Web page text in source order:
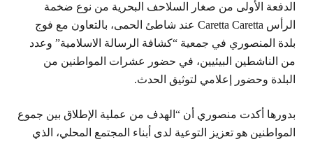
الدفعة الأولى من صغار السلاحف البحرية من نوع ضخمة
الرأس Caretta Caretta عند شاطئ الحمى، بالتعاون مع فوج
بلدة المنصوري في جمعية “كشافة الرسالة الاسلامية” وعدد
من الناشطين البيئيين، في حضور عشرات المواطنين من
البلدة وحضور إعلامي لتوثيق الحدث.
‏بدورها أكدت منصوري أن “الهدف من عملية الإطلاق بين جموع
المواطنين هو تعزيز التوعية لدى أبناء المجتمع المحلي، الذي